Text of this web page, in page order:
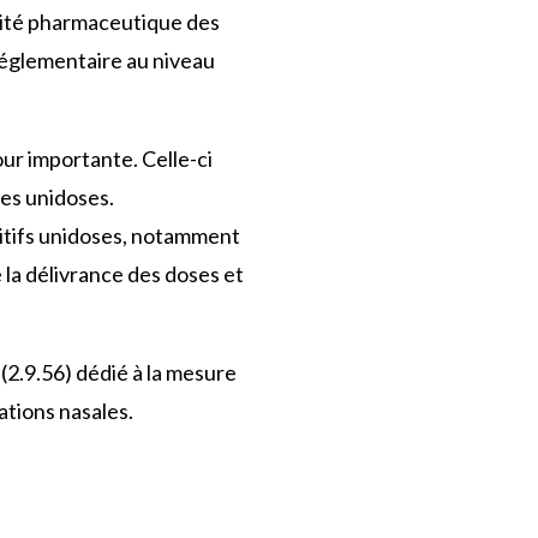
pharmaceutique des
au niveau
importante. Celle-ci
unidoses.
unidoses, notamment
délivrance des doses et
dédié à la mesure
nasales.